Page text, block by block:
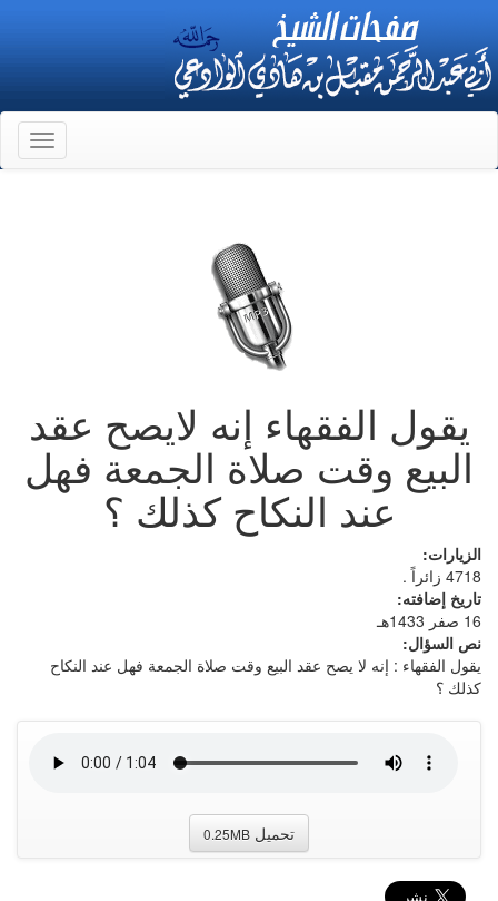
يقول الفقهاء إنه لايصح عقد
البيع وقت صلاة الجمعة فهل
عند النكاح كذلك ؟
الزيارات:
4718 زائراً .
تاريخ إضافته:
16 صفر 1433هـ
نص السؤال:
يقول الفقهاء : إنه لا يصح عقد البيع وقت صلاة الجمعة فهل عند النكاح
كذلك ؟
تحميل 0.25MB